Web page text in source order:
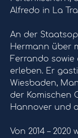
Alfredo in La
An der
Hermann über
Ferrando sowie
erleben. Er
Wiesbaden,
der Komischen
Hannover und
Von 2014 –